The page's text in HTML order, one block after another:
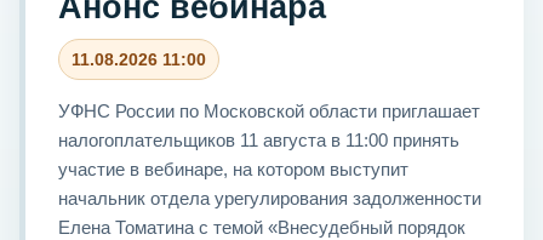
11.08.2026 11:00
УФНС России по Московской области приглашает
налогоплательщиков 11 августа в 11:00 принять
участие в вебинаре, на котором выступит
начальник отдела урегулирования задолженности
Елена Томатина с темой «Внесудебный порядок